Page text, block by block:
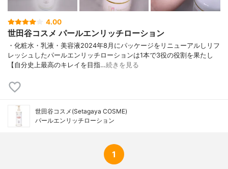
4.00
世田谷コスメ パールエンリッチローション
・化粧水・乳液・美容液2024年8月にパッケージをリニューアルしリフ
レッシュしたパールエンリッチローションは1本で3役の役割を果たし
【自分史上最高のキレイを目指…続きを見る
世田谷コスメ(Setagaya COSME)
パールエンリッチローション
1